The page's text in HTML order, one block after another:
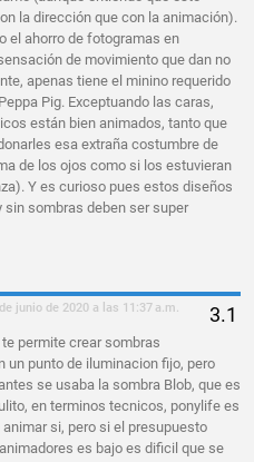
la dirección que con la animación).
el ahorro de fotogramas en
de movimiento que dan no
apenas tiene el minino requerido
Pig. Exceptuando las caras,
están bien animados, tanto que
esa extraña costumbre de
de los ojos como si los estuvieran
Y es curioso pues estos diseños
sombras deben ser super
junio de 2020 a las 11:37 a.m.
permite crear sombras
un punto de iluminacion fijo, pero
se usaba la sombra Blob, que es
en terminos tecnicos, ponylife es
si, pero si el presupuesto
es bajo es dificil que se